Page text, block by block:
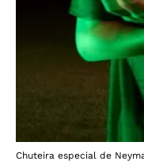
Chuteira especial de